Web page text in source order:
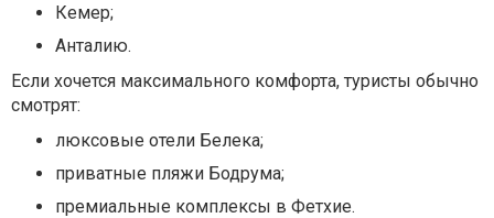
Кемер;
Анталию.
Если хочется максимального комфорта, туристы обычно
смотрят:
люксовые отели Белека;
приватные пляжи Бодрума;
премиальные комплексы в Фетхие.